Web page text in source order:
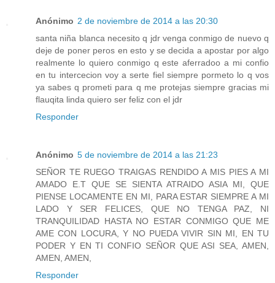
Anónimo 2 de noviembre de 2014 a las 20:30
santa niña blanca necesito q jdr venga conmigo de nuevo q
deje de poner peros en esto y se decida a apostar por algo
realmente lo quiero conmigo q este aferradoo a mi confio
en tu intercecion voy a serte fiel siempre pormeto lo q vos
ya sabes q prometi para q me protejas siempre gracias mi
flauqita linda quiero ser feliz con el jdr
Responder
Anónimo 5 de noviembre de 2014 a las 21:23
SEÑOR TE RUEGO TRAIGAS RENDIDO A MIS PIES A MI
AMADO E.T QUE SE SIENTA ATRAIDO ASIA MI, QUE
PIENSE LOCAMENTE EN MI, PARA ESTAR SIEMPRE A MI
LADO Y SER FELICES, QUE NO TENGA PAZ, NI
TRANQUILIDAD HASTA NO ESTAR CONMIGO QUE ME
AME CON LOCURA, Y NO PUEDA VIVIR SIN MI, EN TU
PODER Y EN TI CONFIO SEÑOR QUE ASI SEA, AMEN,
AMEN, AMEN,
Responder